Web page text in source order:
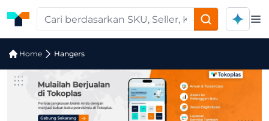
Home Hangers
Jual Hangers | Supplier Terpercaya